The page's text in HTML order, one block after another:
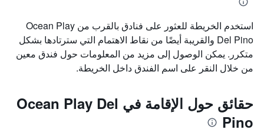
استخدم الخريطة للعثور على فنادق بالقرب من Ocean Play
Del Pino والقريبة أيضًا من نقاط الاهتمام التي سترتادها بشكل
متكرر. يمكن الوصول إلى مزيد من المعلومات حول فندق معين
من خلال النقر على اسم الفندق داخل الخريطة.
حقائق حول الإقامة في Ocean Play Del
Pino